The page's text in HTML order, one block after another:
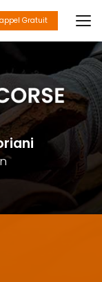
Gratuit